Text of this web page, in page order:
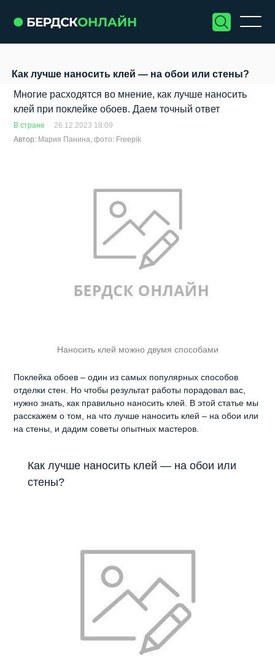
Как лучше наносить клей — на обои или стены?
Многие расходятся во мнение, как лучше наносить
клей при поклейке обоев. Даем точный ответ
В стране
26.12.2023 18:09
Автор: Мария Панина, фото: Freepik
Наносить клей можно двумя способами
Поклейка обоев – один из самых популярных способов
отделки стен. Но чтобы результат работы порадовал вас,
нужно знать, как правильно наносить клей. В этой статье мы
расскажем о том, на что лучше наносить клей – на обои или
на стены, и дадим советы опытных мастеров.
Как лучше наносить клей — на обои или
стены?